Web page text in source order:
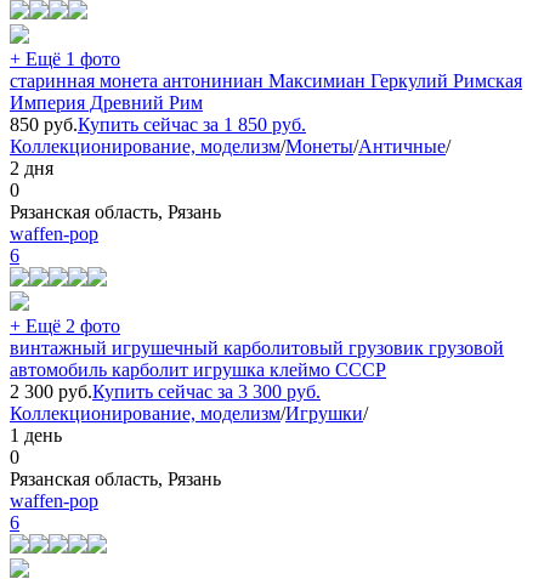
+ Ещё 1 фото
старинная монета антониниан Максимиан Геркулий Римская
Империя Древний Рим
850 руб.Купить сейчас за 1 850 руб.
Коллекционирование, моделизм/Монеты/Античные/
2 дня
0
Рязанская область, Рязань
waffen-pop
6
+ Ещё 2 фото
винтажный игрушечный карболитовый грузовик грузовой
автомобиль карболит игрушка клеймо СССР
2 300 руб.Купить сейчас за 3 300 руб.
Коллекционирование, моделизм/Игрушки/
1 день
0
Рязанская область, Рязань
waffen-pop
6